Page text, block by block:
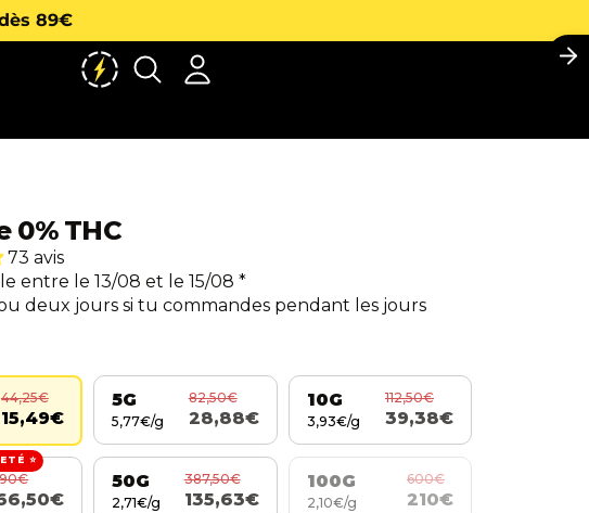
89€
0% THC
73 avis
entre le 13/08 et le 15/08 *
deux jours si tu commandes pendant les jours
44,25€
15,49€
5G
5,77€/g
82,50€
28,88€
10G
3,93€/g
112,50€
39,38€
LE + ACHETÉ ⭐
50G
2,71€/g
387,50€
135,63€
100G
2,10€/g
600€
210€